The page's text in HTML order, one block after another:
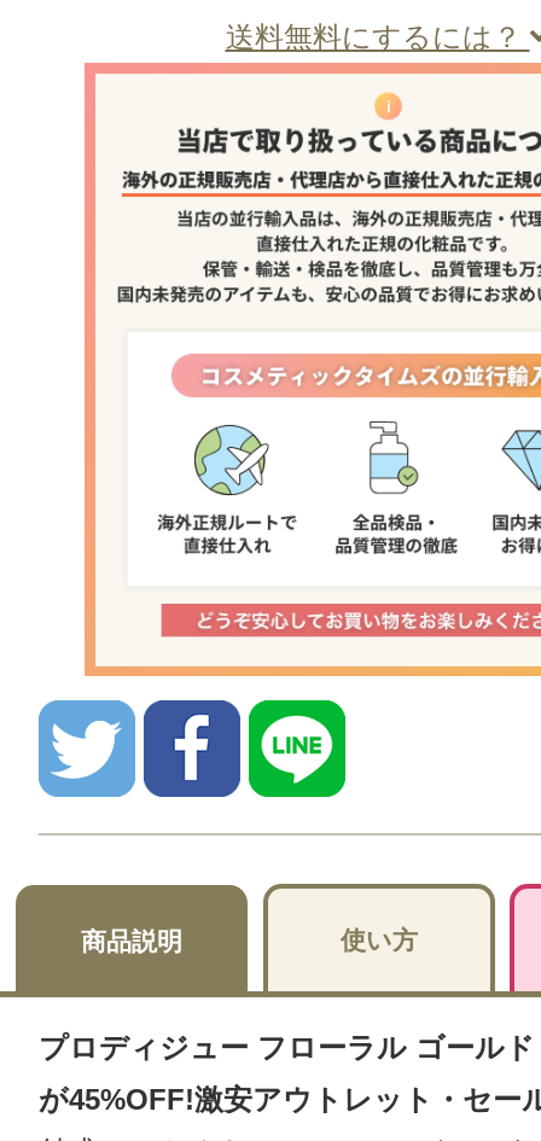
送料無料にするには？
商品説明 使い方
プロディジュー フローラル ゴール
が45%OFF!激安アウトレット・セー